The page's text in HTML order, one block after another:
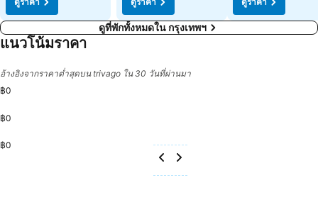
ดูที่พักทั้งหมดใน กรุงเทพฯ
แนวโน้มราคา
อ้างอิงจากราคาต่ำสุดบน trivago ใน 30 วันที่ผ่านมา
฿0
฿0
฿0